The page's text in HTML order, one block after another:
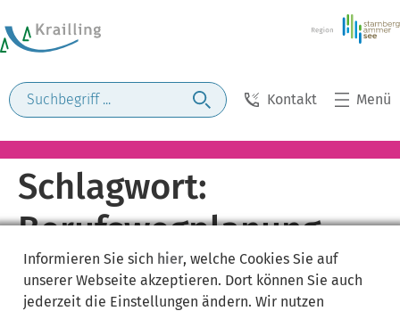
Kontakt Menü
Schlagwort:
Berufswegplanung
Informieren Sie sich hier, welche Cookies Sie auf
unserer Webseite akzeptieren. Dort können Sie auch
jederzeit die Einstellungen ändern. Wir nutzen